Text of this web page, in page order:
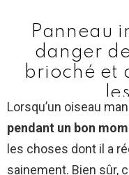
Panneau
danger
brioché et
Au bois de
#pain
#foret
Lorsqu’un oiseau
pendant un bon
les choses dont il a
sainement. Bien sûr,